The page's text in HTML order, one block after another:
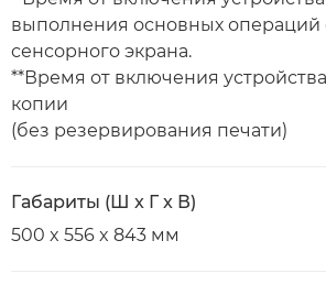
выполнения основных
сенсорного экрана.
**Время от включения
копии
(без резервирования печати)
Габариты (Ш x Г x В)
500 x 556 x 843 мм